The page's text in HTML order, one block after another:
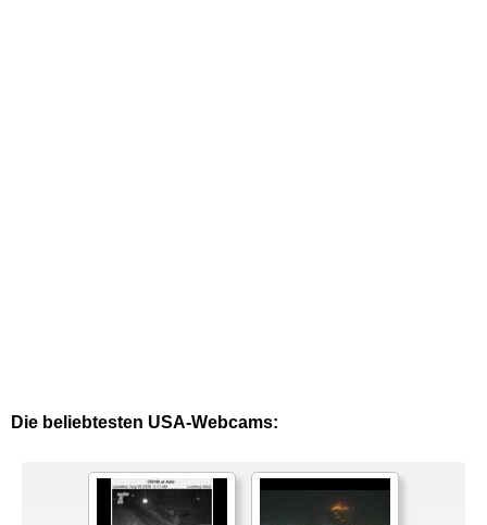
Die beliebtesten USA-Webcams: